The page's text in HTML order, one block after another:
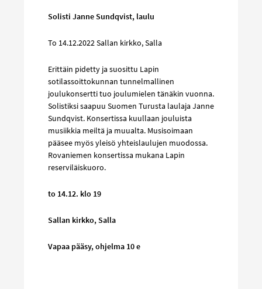
Solisti Janne Sundqvist, laulu
To 14.12.2022 Sallan kirkko, Salla
Erittäin pidetty ja suosittu Lapin
sotilassoittokunnan tunnelmallinen
joulukonsertti tuo joulumielen tänäkin vuonna.
Solistiksi saapuu Suomen Turusta laulaja Janne
Sundqvist. Konsertissa kuullaan jouluista
musiikkia meiltä ja muualta. Musisoimaan
pääsee myös yleisö yhteislaulujen muodossa.
Rovaniemen konsertissa mukana Lapin
reserviläiskuoro.
to 14.12. klo 19
Sallan kirkko, Salla
Vapaa pääsy, ohjelma 10 e